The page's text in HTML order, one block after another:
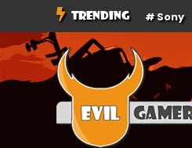
naar
de
TRENDING Sony